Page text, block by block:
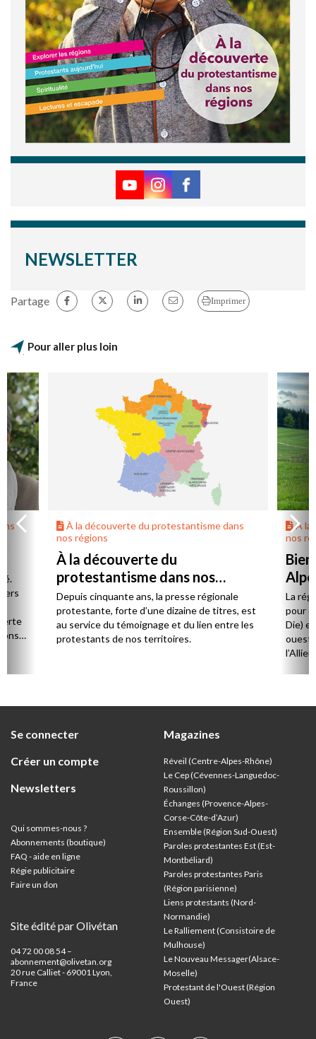
NEWSLETTER
Partage Imprimer
Pour aller plus loin
À la découverte du protestantisme dans
nos régions
À la découverte du
protestantisme dans nos
régions
Depuis cinquante ans, la presse régionale
protestante, forte d’une dizaine de titres, est
au service du témoignage et du lien entre les
protestants de nos territoires.
À la
nos
La
pour
Die)
ouest,
Se connecter
Créer un compte
Newsletters
Qui sommes-nous ?
Abonnements (boutique)
FAQ - aide en ligne
Régie publicitaire
Faire un don
Site édité par Olivétan
04 72 00 08 54 –
abonnement@olivetan.org
20 rue Calliet - 69001 Lyon,
France
Magazines
Réveil (Centre-Alpes-Rhône)
Le Cep (Cévennes-Languedoc-
Roussillon)
Échanges (Provence-Alpes-
Corse-Côte-d’Azur)
Ensemble (Région Sud-Ouest)
Paroles protestantes Est (Est-
Montbéliard)
Paroles protestantes Paris
(Région parisienne)
Liens protestants (Nord-
Normandie)
Le Ralliement (Consistoire de
Mulhouse)
Le Nouveau Messager(Alsace-
Moselle)
Protestant de l'Ouest (Région
Ouest)